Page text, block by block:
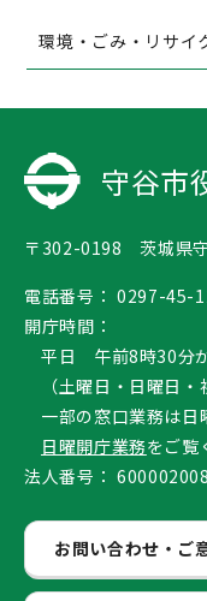
環境・ごみ・リサイ
守谷市
〒302-0198 茨城県
電話番号： 0297-45-
開庁時間：
平日 午前8時30分
（土曜日・日曜日
一部の窓口業務は日
日曜開庁業務をご覧
法人番号：
お問い合わせ・ご